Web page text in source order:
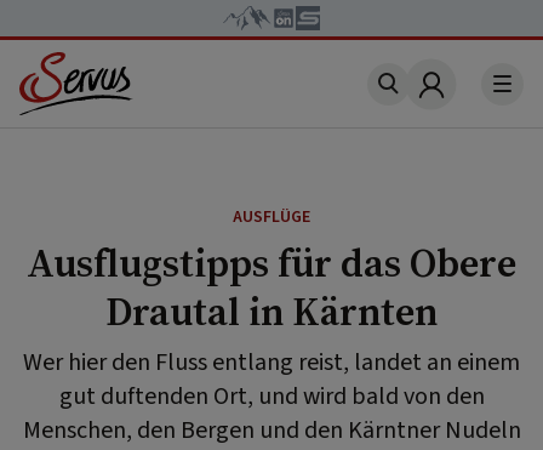
Account
AUSFLÜGE
Ausflugstipps für das Obere
Drautal in Kärnten
Wer hier den Fluss entlang reist, landet an einem
gut duftenden Ort, und wird bald von den
Menschen, den Bergen und den Kärntner Nudeln